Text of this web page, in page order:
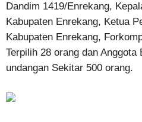
Dandim 1419/Enrekang,
Kabupaten Enrekang, Ketua
Kabupaten Enrekang,
Terpilih 28 orang dan
undangan Sekitar 500 orang.